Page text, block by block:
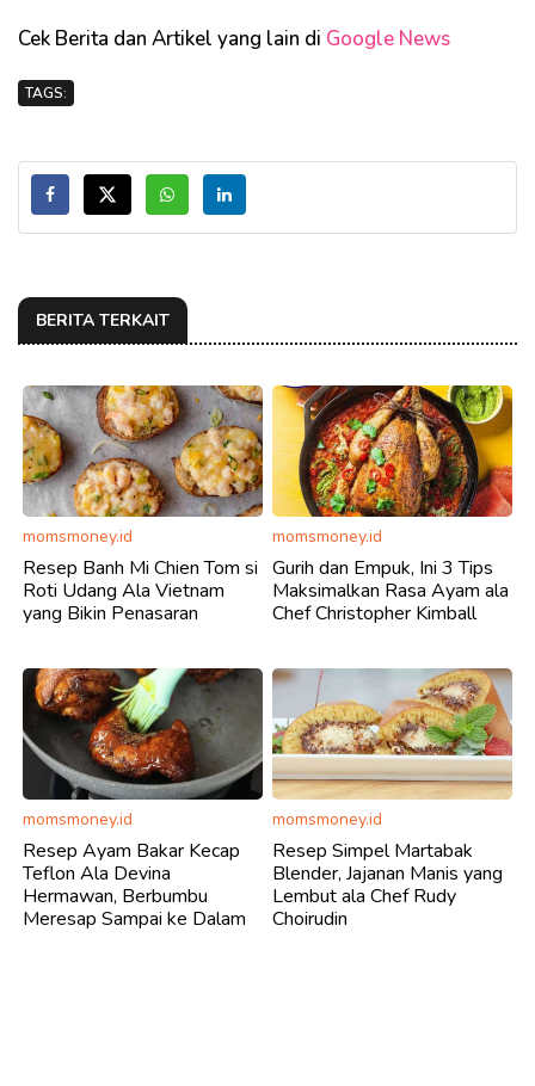
Cek Berita dan Artikel yang lain di Google News
TAGS:
BERITA TERKAIT
momsmoney.id
Resep Banh Mi Chien Tom si
Roti Udang Ala Vietnam
yang Bikin Penasaran
momsmoney.id
Gurih dan Empuk, Ini 3 Tips
Maksimalkan Rasa Ayam ala
Chef Christopher Kimball
momsmoney.id
Resep Ayam Bakar Kecap
Teflon Ala Devina
Hermawan, Berbumbu
Meresap Sampai ke Dalam
momsmoney.id
Resep Simpel Martabak
Blender, Jajanan Manis yang
Lembut ala Chef Rudy
Choirudin